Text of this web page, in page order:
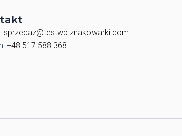
sprzedaz@testwp.znakowarki.com
+48 517 588 368